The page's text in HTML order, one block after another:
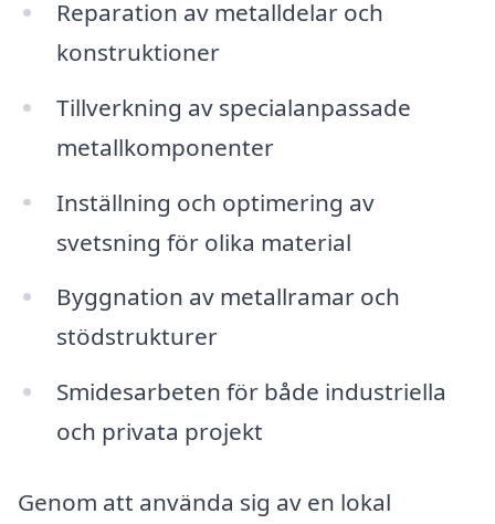
Reparation av metalldelar och
konstruktioner
Tillverkning av specialanpassade
metallkomponenter
Inställning och optimering av
svetsning för olika material
Byggnation av metallramar och
stödstrukturer
Smidesarbeten för både industriella
och privata projekt
Genom att använda sig av en lokal